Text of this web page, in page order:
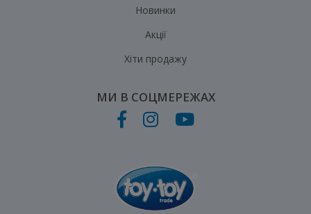
Новинки
Акції
Хіти продажу
МИ В СОЦМЕРЕЖАХ